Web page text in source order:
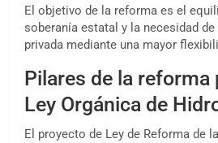
El objetivo de la reforma es el
soberanía estatal y la necesidad
privada mediante una mayor
Pilares de la reforma
Ley Orgánica de
El proyecto de Ley de Reforma de